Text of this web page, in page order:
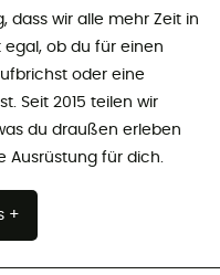
dass wir alle mehr Zeit in
egal, ob du für einen
oder eine
Seit 2015 teilen wir
du draußen erleben
Ausrüstung für dich.
+